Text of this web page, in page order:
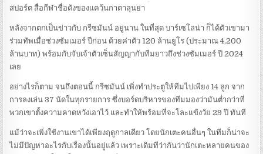
สปอร์ต สื่อกีฬาชื่อดังของแคว้นกาตาลุนย่า
หลังจากตกเป็นข่าวกับ กรีซมันน์ อยู่นาน ในที่สุด บาร์เซโลน่า ก็ได้ตัวเขามา
ร่วมทัพเมื่อช่วงซัมเมอร์ ปีก่อน ด้วยค่าตัว 120 ล้านยูโร (ประมาณ 4,200
ล้านบาท) พร้อมกับจับเจ้าตัวเซ็นสัญญากับทีมยาวถึงช่วงซัมเมอร์ ปี 2024
เลย
อย่างไรก็ตาม จนถึงตอนนี้ กรีซมันน์ เพิ่งทำประตูให้ทีมไปเพียง 14 ลูก จาก
การลงเล่น 37 นัดในทุกรายการ ซึ่งบอร์ดบริหารของทีมมองว่ามันต่ำกว่าที่
พวกเขาตั้งความคาดหวังเอาไว้ และทำให้พร้อมที่จะโละแข้งวัย 29 ปี ทันที
แม้ว่าจะเพิ่งใช้งานเขาได้เพียงฤดูกาลเดียว โดยนักเตะคนอื่นๆ ในทีมก็น่าจะ
ไม่มีปัญหาอะไรกับเรื่องนั้นอยู่แล้ว เพราะเดิมทีว่ากันว่านักเตะหลายคนของ